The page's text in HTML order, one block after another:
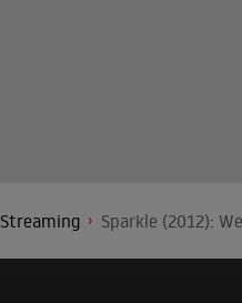
Streaming Sparkle (2012):